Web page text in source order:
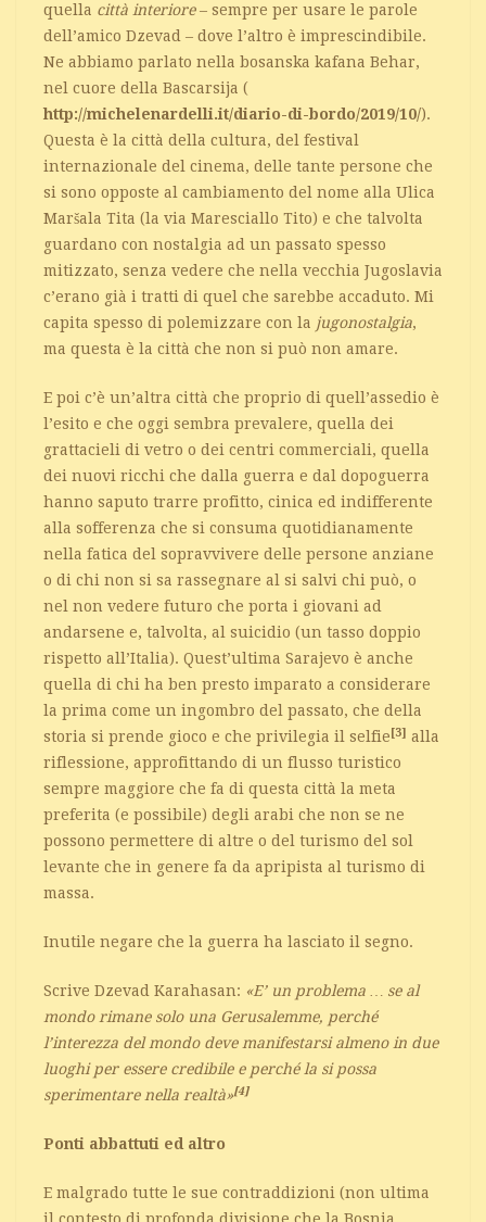
quella città interiore– sempre per usare le parole
dell’amico Dzevad – dove l’altro è imprescindibile.
Ne abbiamo parlato nella bosanska kafana Behar,
nel cuore della Bascarsija (
http://michelenardelli.it/diario-di-bordo/2019/10/).
Questa è la città della cultura, del festival
internazionale del cinema, delle tante persone che
si sono opposte al cambiamento del nome alla Ulica
Maršala Tita (la via Maresciallo Tito) e che talvolta
guardano con nostalgia ad un passato spesso
mitizzato, senza vedere che nella vecchia Jugoslavia
c’erano già i tratti di quel che sarebbe accaduto. Mi
capita spesso di polemizzare con la jugonostalgia,
ma questa è la città che non si può non amare.
E poi c’è un’altra città che proprio di quell’assedio è
l’esito e che oggi sembra prevalere, quella dei
grattacieli di vetro o dei centri commerciali, quella
dei nuovi ricchi che dalla guerra e dal dopoguerra
hanno saputo trarre profitto, cinica ed indifferente
alla sofferenza che si consuma quotidianamente
nella fatica del sopravvivere delle persone anziane
o di chi non si sa rassegnare al si salvi chi può, o
nel non vedere futuro che porta i giovani ad
andarsene e, talvolta, al suicidio (un tasso doppio
rispetto all’Italia). Quest’ultima Sarajevo è anche
quella di chi ha ben presto imparato a considerare
la prima come un ingombro del passato, che della
storia si prende gioco e che privilegia il selfie[3] alla
riflessione, approfittando di un flusso turistico
sempre maggiore che fa di questa città la meta
preferita (e possibile) degli arabi che non se ne
possono permettere di altre o del turismo del sol
levante che in genere fa da apripista al turismo di
massa.
Inutile negare che la guerra ha lasciato il segno.
Scrive Dzevad Karahasan: «E’ un problema … se al
mondo rimane solo una Gerusalemme, perché
l’interezza del mondo deve manifestarsi almeno in due
luoghi per essere credibile e perché la si possa
sperimentare nella realtà»[4]
Ponti abbattuti ed altro
E malgrado tutte le sue contraddizioni (non ultima